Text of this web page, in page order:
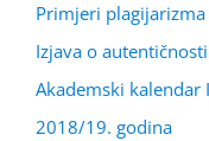
Primjeri plagijarizma
Izjava o
Akademski kalendar
2018/19. godina